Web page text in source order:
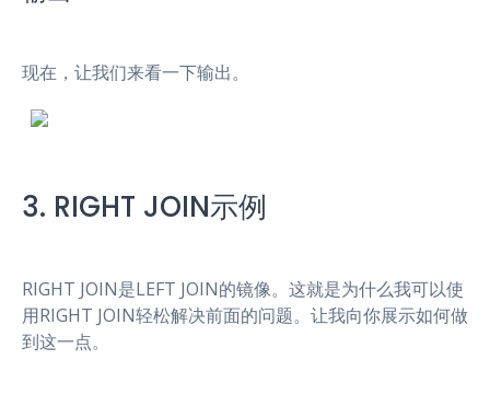
现在，让我们来看一下输出。
3. RIGHT JOIN示例
RIGHT JOIN是LEFT JOIN的镜像。这就是为什么我可以使
用RIGHT JOIN轻松解决前面的问题。让我向你展示如何做
到这一点。